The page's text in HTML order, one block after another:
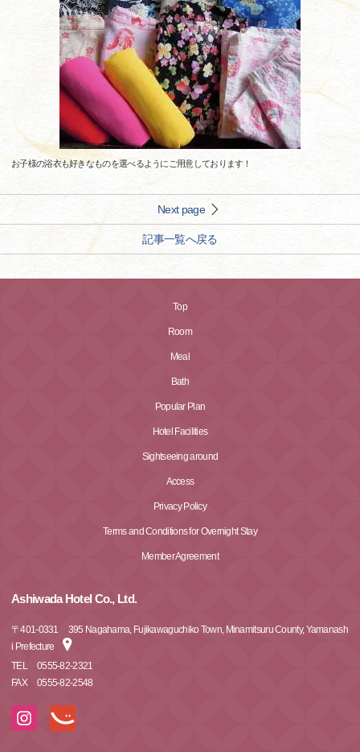
お子様の浴衣も好きなものを選べるようにご用意しております！
Next page
記事一覧へ戻る
Top
Room
Meal
Bath
Popular Plan
Hotel Facilities
Sightseeing around
Access
Privacy Policy
Terms and Conditions for Overnight Stay
Member Agreement
Ashiwada Hotel Co., Ltd.
〒401-0331
395 Nagahama, Fujikawaguchiko Town, Minamitsuru County, Yamanash
i Prefecture
TEL
0555-82-2321
FAX
0555-82-2548